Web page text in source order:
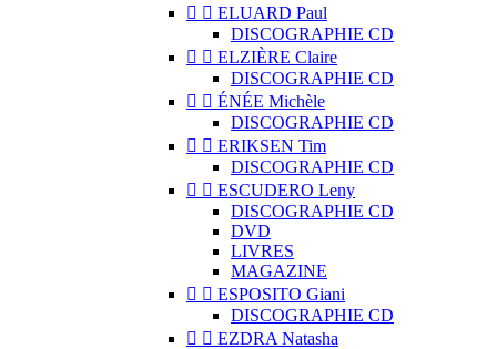
  ELUARD Paul
DISCOGRAPHIE CD
  ELZIÈRE Claire
DISCOGRAPHIE CD
  ÉNÉE Michèle
DISCOGRAPHIE CD
  ERIKSEN Tim
DISCOGRAPHIE CD
  ESCUDERO Leny
DISCOGRAPHIE CD
DVD
LIVRES
MAGAZINE
  ESPOSITO Giani
DISCOGRAPHIE CD
  EZDRA Natasha